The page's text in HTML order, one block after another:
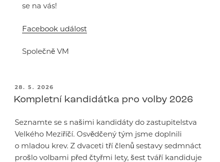
se na vás!
Facebook událost
Společně VM
PUBLIKOVÁNO
28. 5. 2026
Kompletní kandidátka pro volby 2026
Seznamte se s našimi kandidáty do zastupitelstva
Velkého Meziříčí. Osvědčený tým jsme doplnili
o mladou krev. Z dvaceti tří členů sestavy sedmnáct
prošlo volbami před čtyřmi lety, šest tváří kandiduje